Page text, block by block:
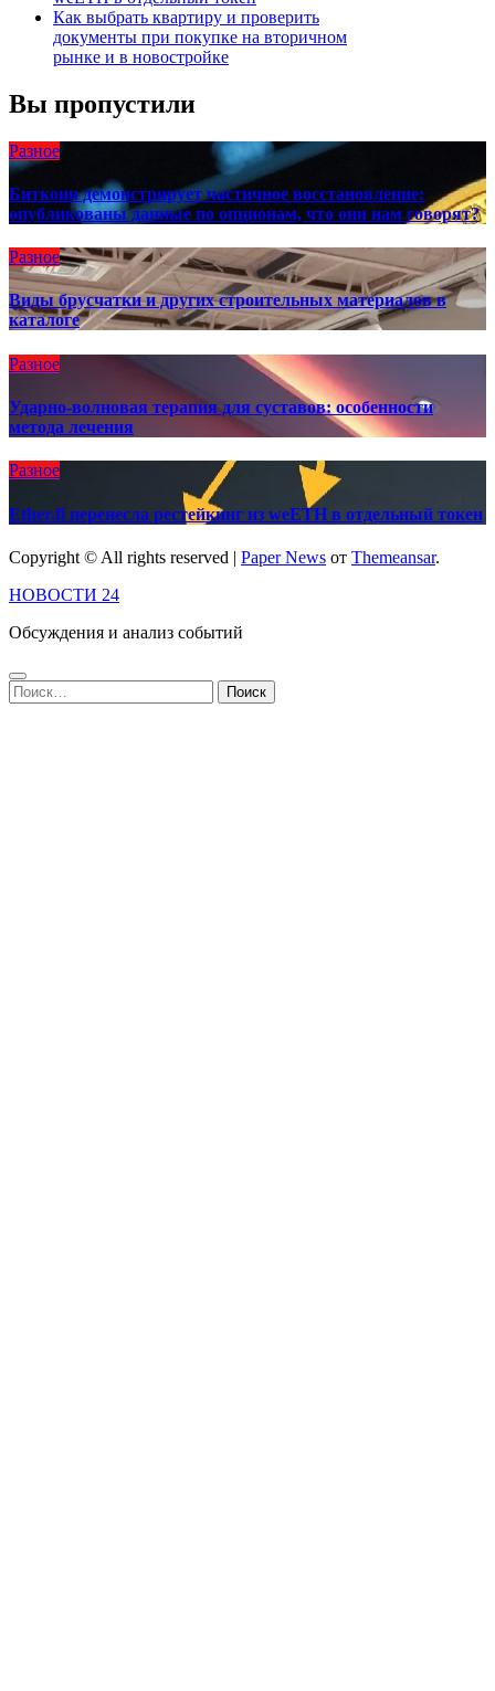
Как выбрать квартиру и проверить
документы при покупке на вторичном
рынке и в новостройке
Вы пропустили
Разное
Биткоин демонстрирует частичное восстановление:
опубликованы данные по опционам, что они нам говорят?
Разное
Виды брусчатки и других строительных материалов в
каталоге
Разное
Ударно-волновая терапия для суставов: особенности
метода лечения
Разное
Ether.fi перенесла рестейкинг из weETH в отдельный токен
Copyright © All rights reserved | Paper News от Themeansar.
НОВОСТИ 24
Обсуждения и анализ событий
Найти: